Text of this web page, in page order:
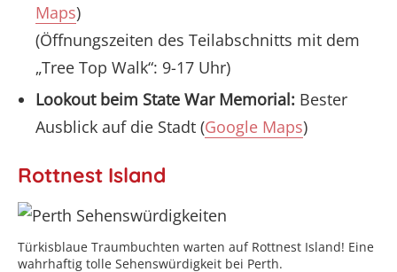
Maps)
(Öffnungszeiten des Teilabschnitts mit dem
„Tree Top Walk“: 9-17 Uhr)
Lookout beim State War Memorial: Bester
Ausblick auf die Stadt (Google Maps)
Rottnest Island
Türkisblaue Traumbuchten warten auf Rottnest Island! Eine
wahrhaftig tolle Sehenswürdigkeit bei Perth.